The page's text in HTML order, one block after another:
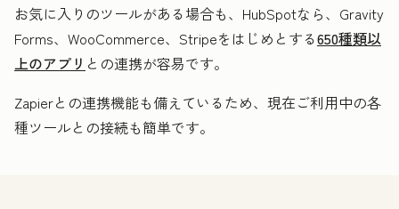
お気に入りのツールがある場合も、HubSpotなら、Gravity
Forms、WooCommerce、Stripeをはじめとする650種類以
上のアプリ との連携が容易です。
Zapierとの連携機能も備えているため、現在ご利用中の各
種ツールとの接続も簡単です。